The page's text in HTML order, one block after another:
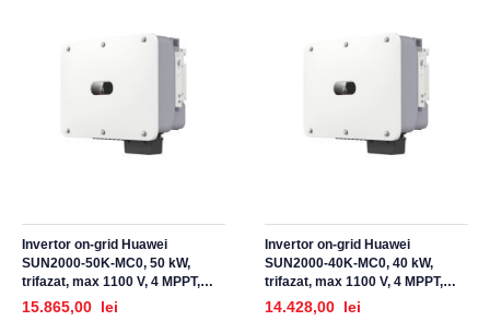
Invertor on-grid Huawei
SUN2000-50K-MC0, 50 kW,
trifazat, max 1100 V, 4 MPPT,
pentru sisteme fotovoltaice
15.865,00 lei
Invertor on-grid Huawei
SUN2000-40K-MC0, 40 kW,
trifazat, max 1100 V, 4 MPPT,
pentru sisteme fotovoltaice
14.428,00 lei